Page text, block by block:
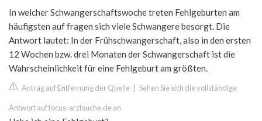
In welcher Schwangerschaftswoche treten Fehlgeburten am
häufigsten auf fragen sich viele Schwangere besorgt. Die
Antwort lautet: In der Frühschwangerschaft, also in den ersten
12 Wochen bzw. drei Monaten der Schwangerschaft ist die
Wahrscheinlichkeit für eine Fehlgeburt am größten.
Antrag auf Entfernung der Quelle Sehen Sie sich die vollständige
Antwort auf focus-arztsuche.de an